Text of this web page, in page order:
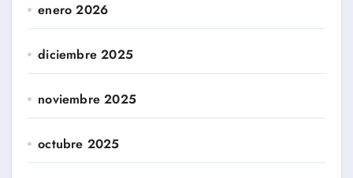
enero 2026
diciembre 2025
noviembre 2025
octubre 2025